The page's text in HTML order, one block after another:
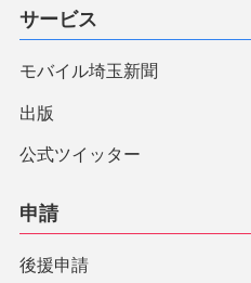
サービス
モバイル埼玉新聞
出版
公式ツイッター
申請
後援申請